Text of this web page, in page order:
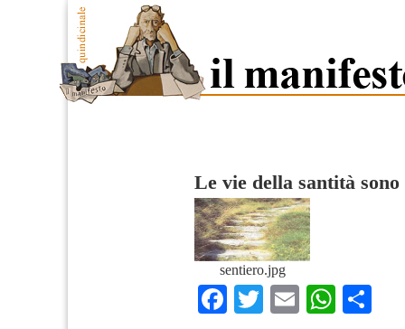
Le vie della santità
sentiero.jpg
Facebook
TwitterEmail